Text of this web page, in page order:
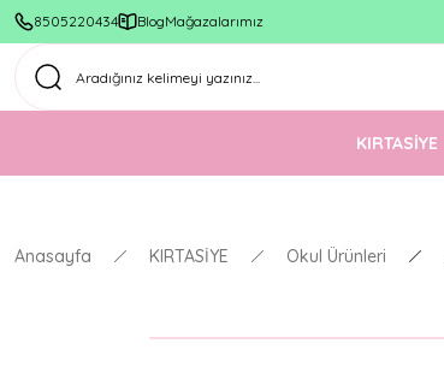
8505220434 BlogMağazalarımız
KIRTASİYE
Anasayfa KIRTASİYE Okul Ürünleri